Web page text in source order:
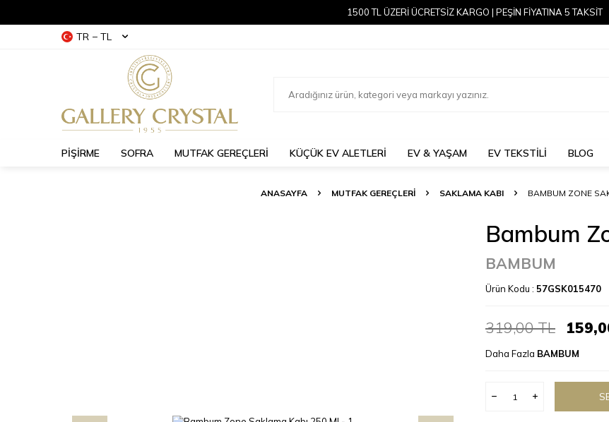
1500 TL ÜZERİ ÜCRETSİZ KARGO | PEŞİN FİYATINA 5 TAKSİT
TR − TL
PİŞİRME SOFRA MUTFAK GEREÇLERİ KÜÇÜK EV ALETLERİ EV & YAŞAM EV TEKSTİLİ BLOG
ANASAYFA MUTFAK GEREÇLERİ SAKLAMA KABI BAMBUM ZONE
Bambum
BAMBUM
Ürün Kodu : 57GSK015470
319,00TL
Daha Fazla BAMBUM